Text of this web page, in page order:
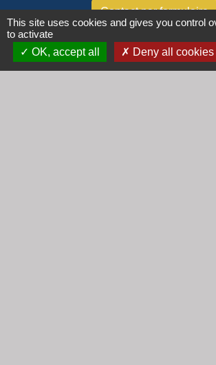
Contact par formulaire
Horaires
Lundi : 16h30 -
This site uses cookies and gives you control
to activate
OK, accept all
Deny all cookies